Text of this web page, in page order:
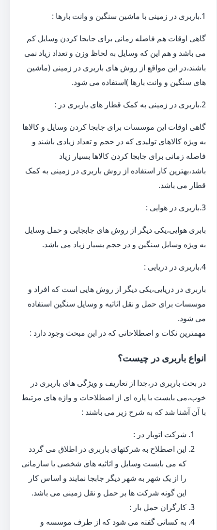
1.باربری در زمینی با ماشین سنگین و وانت بارها :
گاهی اوقات هم فاصله زمانی برای جابجا کردن وسایل کم
می باشد و هم این که وسایل به لحاظ وزن و تعداد زیاد نمی
باشند،در این مواقع از روش های باربری در زمینی (ماشین
های سنگین و وانت بارها )استفاده می شود.
2.باربری در زمینی به کمک قطار های باربری در :
گاهی اوقات این موسسات برای جابجا کردن وسایل و کالاها
به ویژه کالاهای تولیدی که در حجم و تعداد زیادی باشند و
فاصله زمانی برای جابجا کردن کالاها بسیار زیاد
باشد،بهترین کار استفاده از روش باربری در زمینی به کمک
قطار می باشد.
3.باربری در هوایی :
بابری هوایی،یکی دیگر از روش های جابجایی و حمل وسایل
به ویژه وسایل سنگین و در حجم بسیار زیاد می باشد.
4.باربری در دریایی :
باربری در دریایی،یکی دیگر از روش هایی است که افراد و
موسسات برای حمل و نقل اثاثیه و وسایل سنگین استفاده
می شود.
مهمترین نکات و اصطلاحاتی که در این مبحث وجود دارد :
انواع باربری در چیست؟
در بحث باربری در،جدا از تعاریف و ویژگی های باربری در
خوب،می بایست با پاره ای از اصطلاحات و واژه های مرتبط
با آن آشنا شد که به شرح زیر می باشند :
شرکت اتوبار در :
این اصطلاح به شرکتهای باربری در اطلاق می گردد
که می بایست وسایل و اثاثیه های شخصی یا سازمانی
را از یک شهر به شهر دیگر جابجا نمایند و اساس کار
این گونه شرکت ها بر حمل و نقل زمینی می باشد.
کارگران حمل بار :
به کسانی گفته می شود که از طرف موسسه و